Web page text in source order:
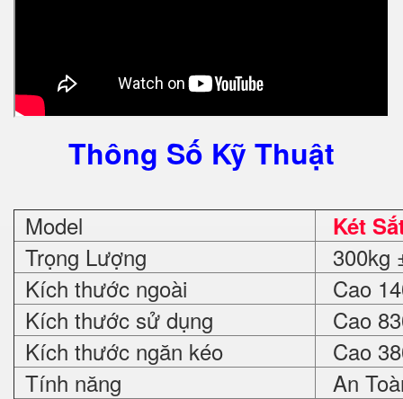
Thông Số Kỹ Thuật
Model Két
Trọng Lượng
300kg
Kích thước ngoài
Cao
Kích thước sử dụng
Cao
Kích thước ngăn kéo
Cao
Tính năng
An